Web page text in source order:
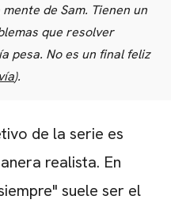
de Sam. Tienen un
que resolver
pesa. No es un final feliz
).
de la serie es
realista. En
suele ser el